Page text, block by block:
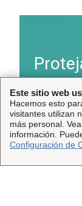
Obtenga
envío
Este sitio web
Hacemos esto
visitantes utilizan
más personal.
información.
Configuración de